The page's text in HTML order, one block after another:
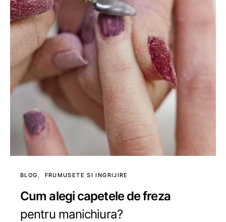
BLOG FRUMUSETE SI INGRIJIRE
Cum alegi capetele de freza
pentru manichiura?